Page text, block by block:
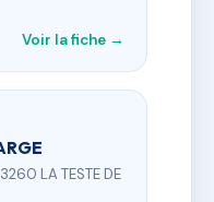
Voir la fiche →
LA TESTE DE